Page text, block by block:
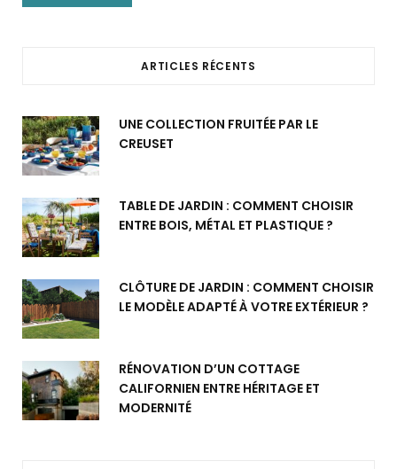
ARTICLES RÉCENTS
UNE COLLECTION FRUITÉE PAR LE
CREUSET
TABLE DE JARDIN : COMMENT CHOISIR
ENTRE BOIS, MÉTAL ET PLASTIQUE ?
CLÔTURE DE JARDIN : COMMENT CHOISIR
LE MODÈLE ADAPTÉ À VOTRE EXTÉRIEUR ?
RÉNOVATION D’UN COTTAGE
CALIFORNIEN ENTRE HÉRITAGE ET
MODERNITÉ